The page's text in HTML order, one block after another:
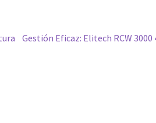
Siguiente
Gestión Eficaz: Elitech RCW